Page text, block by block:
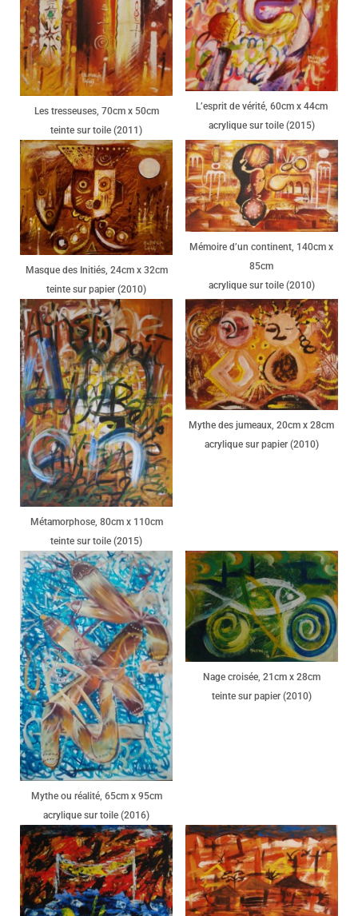
Les tresseuses, 70cm x 50cm
teinte sur toile (2011)
L’esprit de vérité, 60cm x 44cm
acrylique sur toile (2015)
Masque des Initiés, 24cm x 32cm
teinte sur papier (2010)
Mémoire d’un continent, 140cm x
85cm
acrylique sur toile (2010)
Métamorphose, 80cm x 110cm
teinte sur toile (2015)
Mythe des jumeaux, 20cm x 28cm
acrylique sur papier (2010)
Mythe ou réalité, 65cm x 95cm
acrylique sur toile (2016)
Nage croisée, 21cm x 28cm
teinte sur papier (2010)